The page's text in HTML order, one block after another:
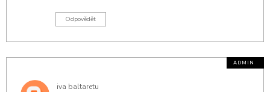
Odpovědět
iva baltaretu